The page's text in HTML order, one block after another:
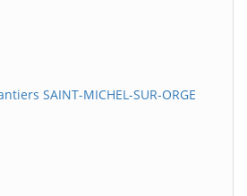
SAINT-MICHEL-SUR-ORGE